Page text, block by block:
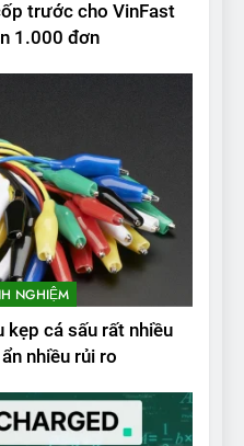
trước cho VinFast
1.000 đơn
NGHIỆM
kẹp cá sấu rất nhiều
nhiều rủi ro